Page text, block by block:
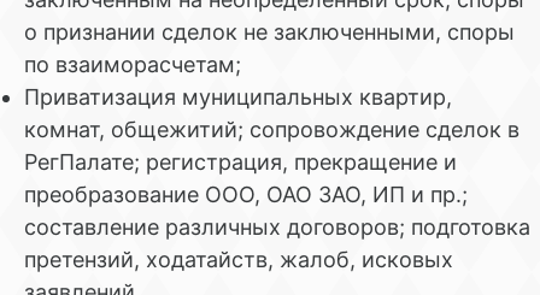
о признании сделок не заключенными, споры
по взаиморасчетам;
Приватизация муниципальных квартир,
комнат, общежитий; сопровождение сделок в
РегПалате; регистрация, прекращение и
преобразование ООО, ОАО ЗАО, ИП и пр.;
составление различных договоров; подготовка
претензий, ходатайств, жалоб, исковых